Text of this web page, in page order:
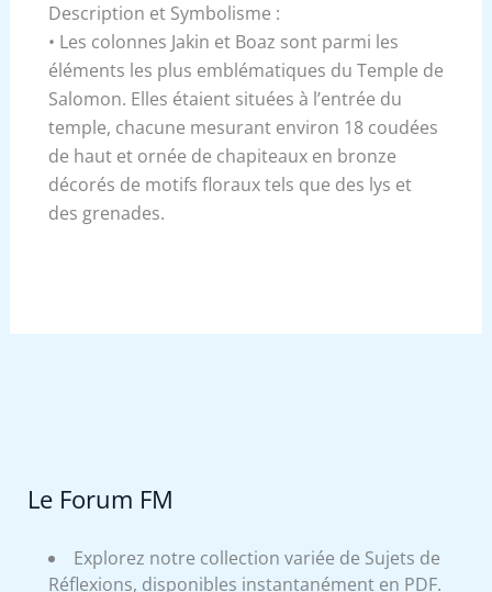
Description et Symbolisme :
• Les colonnes Jakin et Boaz sont parmi les
éléments les plus emblématiques du Temple de
Salomon. Elles étaient situées à l’entrée du
temple, chacune mesurant environ 18 coudées
de haut et ornée de chapiteaux en bronze
décorés de motifs floraux tels que des lys et
des grenades.
Le Forum FM
Explorez notre collection variée de Sujets de
Réflexions, disponibles instantanément en PDF.